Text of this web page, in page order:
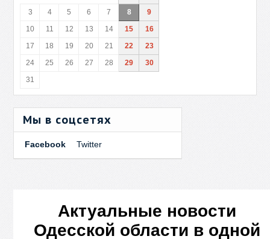
3
4 5 6 7 8
9
10
11 12 13 14 15
16
17
18 19 20 21 22
23
24
25 26 27 28 29
30
31
Мы в соцсетях
Facebook Twitter
Актуальные новости
Одесской области в одной